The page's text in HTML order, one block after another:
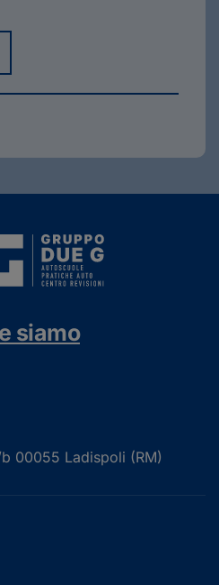
siamo
00055 Ladispoli (RM)